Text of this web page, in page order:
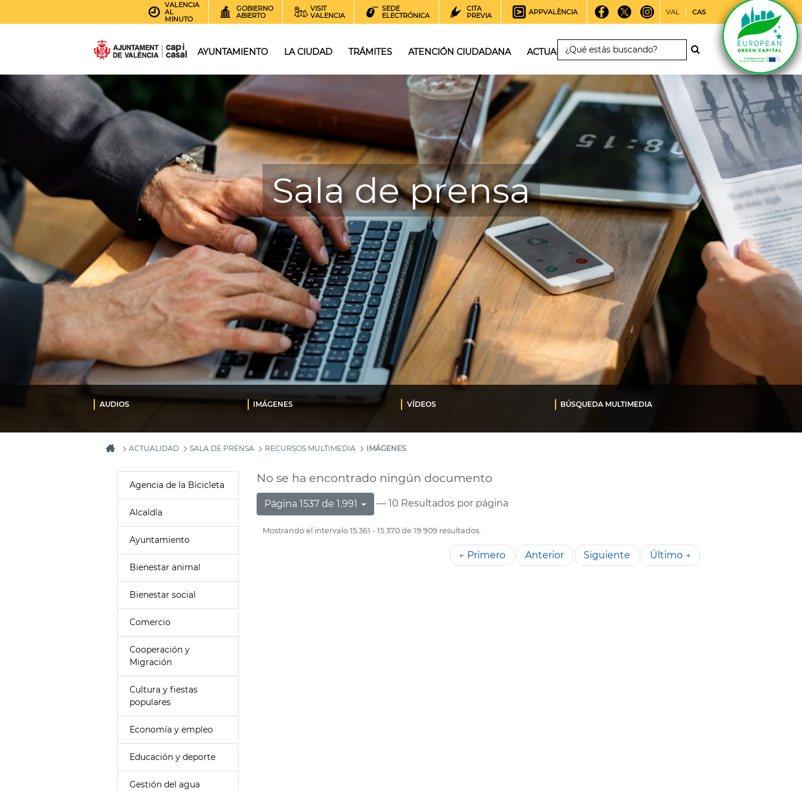
VALENCIA
AL
MINUTO
GOBIERNO
ABIERTO
VISIT
VALENCIA
SEDE
ELECTRÓNICA
CITA
PREVIA
APPVALÈNCIA VAL CAS
AYUNTAMIENTO LA CIUDAD TRÁMITES ATENCIÓN CIUDADANA ACTUALIDAD
Sala de prensa
AUDIOS IMÁGENES VÍDEOS BÚSQUEDA MULTIMEDIA
ACTUALIDAD SALA DE PRENSA RECURSOS MULTIMEDIA IMÁGENES
Agencia de la Bicicleta
Alcaldía
Ayuntamiento
Bienestar animal
Bienestar social
Comercio
Cooperación y
Migración
Cultura y fiestas
populares
Economía y empleo
Educación y deporte
Gestión del agua
No se ha encontrado ningún documento
Página 1537 de 1.991 — 10 Resultados por página
Mostrando el intervalo 15.361 - 15.370 de 19.909 resultados.
← Primero Anterior Siguiente Último →